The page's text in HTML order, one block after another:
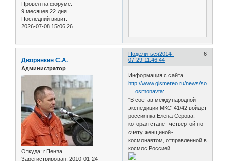
Провел на форуме:
9 месяцев 22 дня
Последний визит:
2026-07-08 15:06:26
Поделиться 6
2014-
07-29 11:46:44
Дворянкин С.А.
Администратор
Откуда: г.Пенза
Зарегистрирован: 2010-01-24
Информация с сайта
http://www.gismeteo.ru/news/sobytiya/
… osmonavta:
"В состав международной
экспедиции МКС-41/42 войдет
россиянка Елена Серова,
которая станет четвертой по
счету женщиной-
космонавтом, отправленной в
космос Россией.